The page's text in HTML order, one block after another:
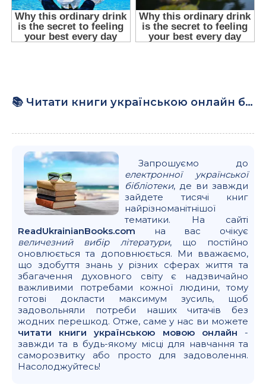
📚 Читати книги українською онлайн безкоштовно – бібліотека ReadUkrainianBooks.com
Запрошуємо до
електронної української
бібліотеки, де ви завжди
зайдете тисячі книг
найрізноманітнішої
тематики. На сайті
ReadUkrainianBooks.com на вас очікує
величезний вибір літератури, що постійно
оновлюється та доповнюється. Ми вважаємо,
що здобуття знань у різних сферах життя та
збагачення духовного світу є надзвичайно
важливими потребами кожної людини, тому
готові докласти максимум зусиль, щоб
задовольняли потреби наших читачів без
жодних перешкод. Отже, саме у нас ви можете
читати книги українською мовою онлайн -
завжди та в будь-якому місці для навчання та
саморозвитку або просто для задоволення.
Насолоджуйтесь!